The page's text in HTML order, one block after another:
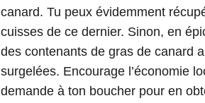
canard. Tu peux évidemment
cuisses de ce dernier. Sinon, en
des contenants de gras de canard
surgelées. Encourage l’économie
demande à ton boucher pour en